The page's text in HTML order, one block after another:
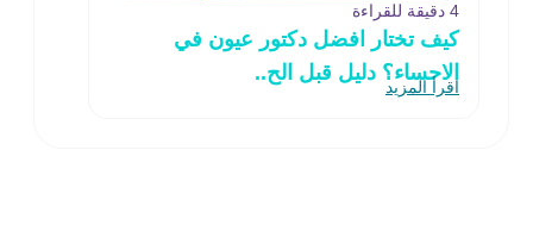
4 دقيقة للقراءة
كيف تختار افضل دكتور عيون في
الاحساء؟ دليل قبل الح..
اقرأ المزيد